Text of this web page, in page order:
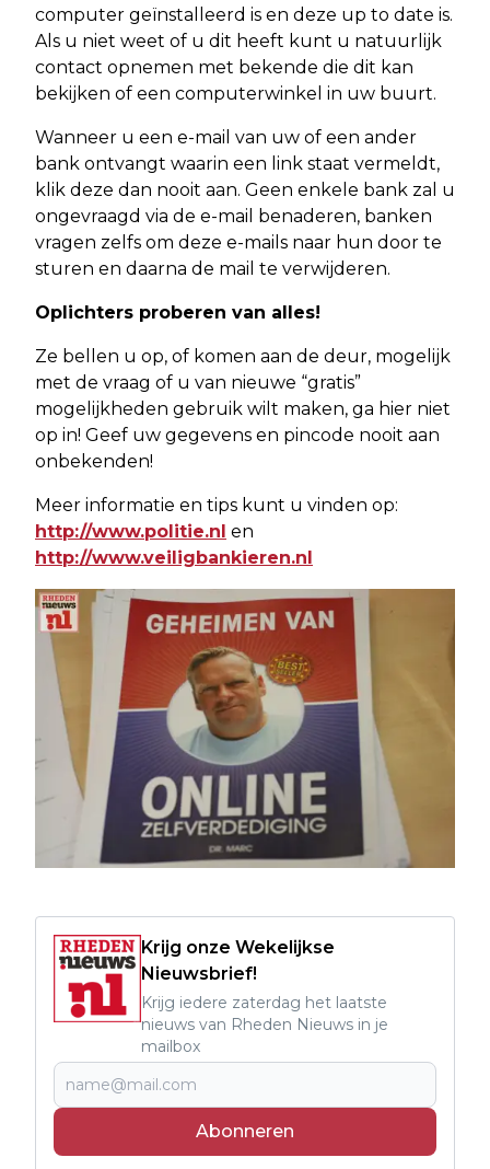
computer geïnstalleerd is en deze up to date is.
Als u niet weet of u dit heeft kunt u natuurlijk
contact opnemen met bekende die dit kan
bekijken of een computerwinkel in uw buurt.
Wanneer u een e-mail van uw of een ander
bank ontvangt waarin een link staat vermeldt,
klik deze dan nooit aan. Geen enkele bank zal u
ongevraagd via de e-mail benaderen, banken
vragen zelfs om deze e-mails naar hun door te
sturen en daarna de mail te verwijderen.
Oplichters proberen van alles!
Ze bellen u op, of komen aan de deur, mogelijk
met de vraag of u van nieuwe “gratis”
mogelijkheden gebruik wilt maken, ga hier niet
op in! Geef uw gegevens en pincode nooit aan
onbekenden!
Meer informatie en tips kunt u vinden op:
http://www.politie.nl en
http://www.veiligbankieren.nl
Krijg onze Wekelijkse
Nieuwsbrief!
Krijg iedere zaterdag het laatste
nieuws van Rheden Nieuws in je
mailbox
Abonneren